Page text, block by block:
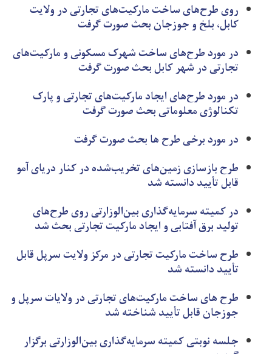
روی طرح‌های ساخت مارکیت‌های تجارتی در ولایت
کابل، بلخ و جوزجان بحث صورت گرفت
در مورد طرح‌های ساخت شهرک مسکونی و مارکیت‌های
تجارتی در شهر کابل بحث صورت گرفت
در مورد طرح‌های ایجاد مارکیت‌های تجارتی و پارک
تکنالوژی معلوماتی بحث صورت گرفت
در مورد برخی طرح ها بحث صورت گرفت
طرح بازسازی زمین‌های تخریب‌شده در کنار دریای آمو
قابل تأیید دانسته شد
در کمیته سرمایه‌گذاری بین‌الوزارتی روی طرح‌های
تولید برق آفتابی و ایجاد مارکیت تجارتی بحث شد
طرح ساخت مارکیت تجارتی در مرکز ولایت سرپل قابل
تأیید دانسته شد
طرح‌ های ساخت مارکیت‌های تجارتی در ولایات سرپل و
جوزجان قابل تأیید شناخته شد
جلسه نوبتی کمیته سرمایه‌گذاری بین‌الوزارتی برگزار